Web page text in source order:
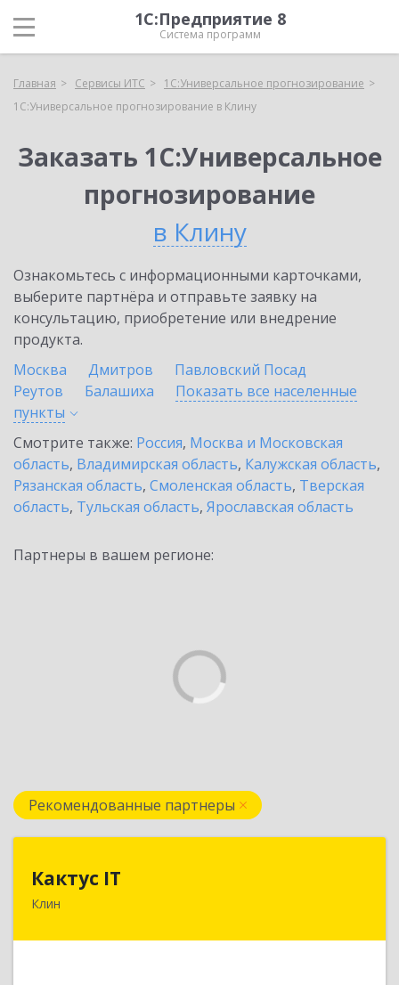
1С:Предприятие 8
Система программ
Главная Сервисы ИТС
1С:Универсальное прогнозирование
1С:Универсальное прогнозирование в Клину
Заказать 1С:Универсальное
прогнозирование
в Клину
Ознакомьтесь с информационными карточками,
выберите партнёра и отправьте заявку на
консультацию, приобретение или внедрение
продукта.
Москва
Дмитров
Павловский Посад
Реутов
Балашиха
Показать все населенные
пункты
Смотрите также: Россия, Москва и Московская
область, Владимирская область, Калужская область,
Рязанская область, Смоленская область, Тверская
область, Тульская область, Ярославская область
Партнеры в вашем регионе:
Рекомендованные партнеры
Кактус IT
Клин